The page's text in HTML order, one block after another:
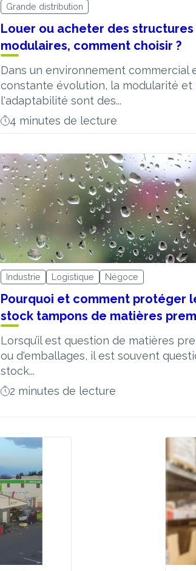
Grande distribution
Louer ou acheter des structures
modulaires, comment choisir ?
Dans un environnement commercial
constante évolution, la modularité et
l'adaptabilité sont des...
4 minutes de lecture
Industrie Logistique Négoce
Pourquoi et comment protéger
stock tampons de matières
Lorsqu’il est question de matières
ou d'emballages, il est souvent
stock...
2 minutes de lecture